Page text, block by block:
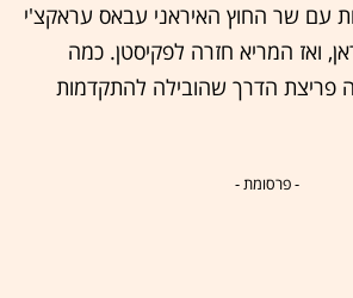
עם שר החוץ האיראני עבאס עראקצ'י
ואז המריא חזרה לפקיסטן. כמה
פריצת הדרך שהובילה להתקדמות
- פרסומת -